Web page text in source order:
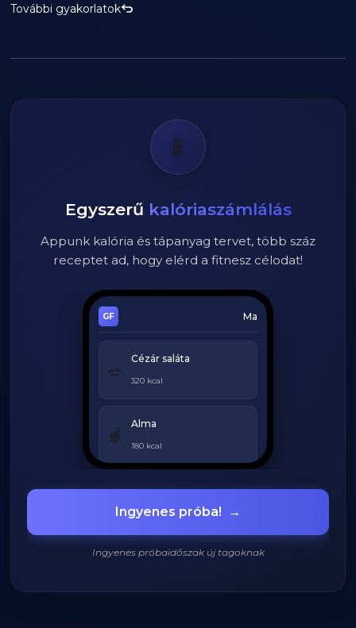
További gyakorlatok
📱
Egyszerű kalóriaszámlálás
Appunk kalória és tápanyag tervet, több száz
receptet ad, hogy elérd a fitnesz célodat!
Ma
🥗
Cézár saláta
320 kcal
🍎
Alma
180 kcal
Grillezett csirke
420 kcal
Ingyenes próba! →
Ingyenes próbaidőszak új tagoknak